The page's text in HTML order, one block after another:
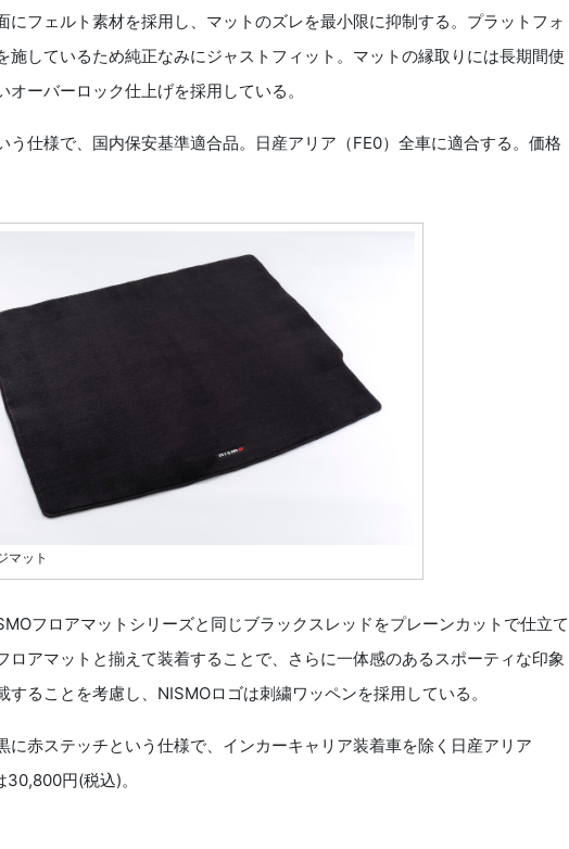
にフェルト素材を採用し、マットのズレを最小限に抑制する。プラットフォ
施しているため純正なみにジャストフィット。マットの縁取りには長期間使
ーバーロック仕上げを採用している。
う仕様で、国内保安基準適合品。日産アリア（FE0）全車に適合する。価格
マット
フロアマットシリーズと同じブラックスレッドをプレーンカットで仕立て
ロアマットと揃えて装着することで、さらに一体感のあるスポーティな印象
することを考慮し、NISMOロゴは刺繍ワッペンを採用している。
に赤ステッチという仕様で、インカーキャリア装着車を除く日産アリア
30,800円(税込)。